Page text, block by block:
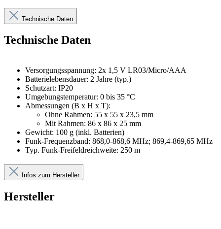
Technische Daten
Technische Daten
Versorgungsspannung: 2x 1,5 V LR03/Micro/AAA
Batterielebensdauer: 2 Jahre (typ.)
Schutzart: IP20
Umgebungstemperatur: 0 bis 35 °C
Abmessungen (B x H x T):
Ohne Rahmen: 55 x 55 x 23,5 mm
Mit Rahmen: 86 x 86 x 25 mm
Gewicht: 100 g (inkl. Batterien)
Funk-Frequenzband: 868,0-868,6 MHz; 869,4-869,65 MHz
Typ. Funk-Freifeldreichweite: 250 m
Infos zum Hersteller
Hersteller